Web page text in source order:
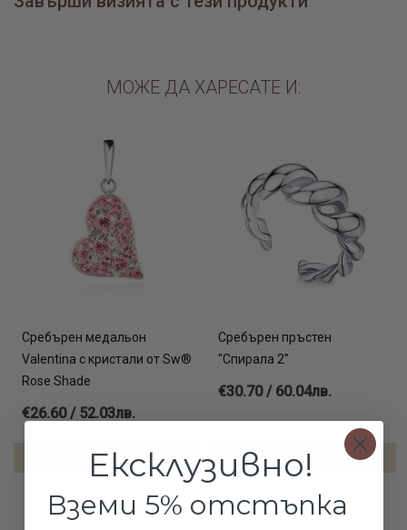
МОЖЕ ДА ХАРЕСАТЕ И:
Сребърен медальон
Valentina с кристали от Sw®
Rose Shade
€26.60 / 52.03лв.
ДОБАВИ В КОЛИЧКАТА
Сребърен пръстен
"Спирала 2"
€30.70 / 60.04лв.
ДОБАВИ В КОЛИЧКАТА
Ексклузивно!
Вземи 5% отстъпка